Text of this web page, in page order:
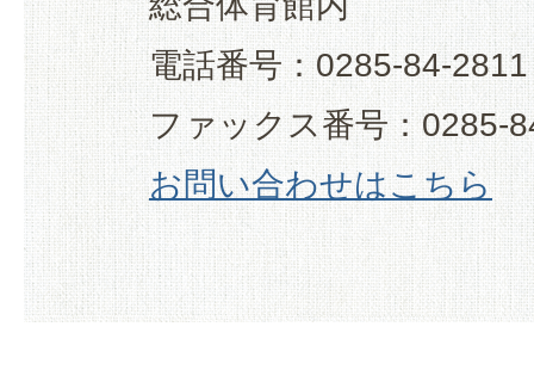
電話番号：0285-84-2811
ファックス番号：0285-
お問い合わせはこちら